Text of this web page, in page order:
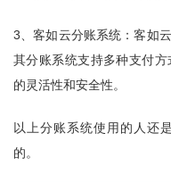
3、客如云分账系统：客如
其分账系统支持多种支付
的灵活性和安全性。
以上分账系统使用的人还
的。